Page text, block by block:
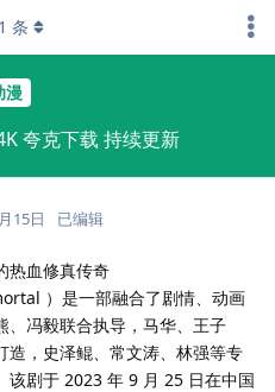
漫
夸克下载 持续更新
1 条
15日 已编辑
热血修真传奇
）是一部融合了剧情、动画
、冯毅联合执导，马华、王子
造，史泽鲲、常文涛、林强等专
该剧于 2023 年 9 月 25 日在中国